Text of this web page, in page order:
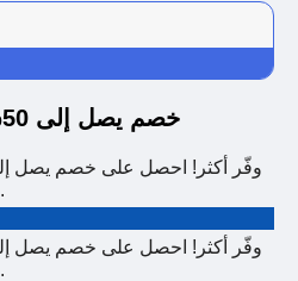
خصم يصل إلى 50% على الإكسسوارات
سارع بالاستفادة من العرض.
سارع بالاستفادة من العرض.